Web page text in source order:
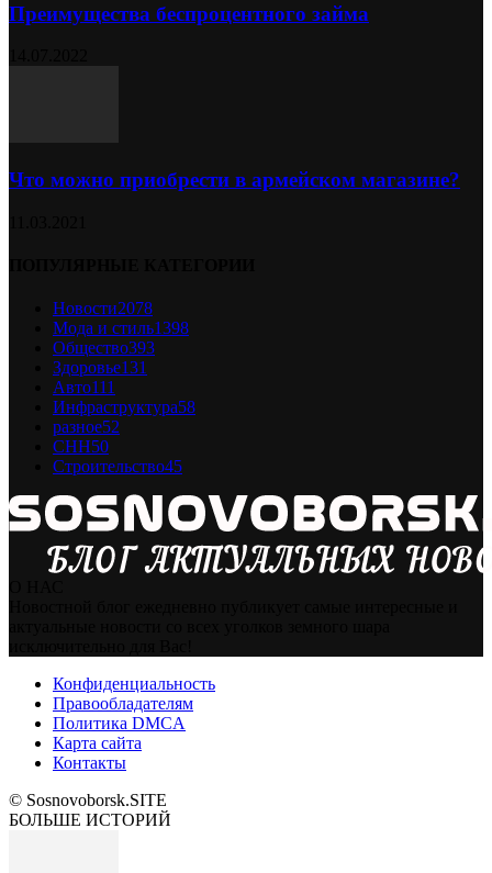
Преимущества беспроцентного займа
Что можно приобрести в армейском магазине?
Новости2078
Мода и стиль1398
Общество393
Здоровье131
Авто111
Инфраструктура58
разное52
СНН50
Строительство45
Конфиденциальность
Правообладателям
Политика DMCA
Карта сайта
Контакты
© Sosnovoborsk.SITE
БОЛЬШЕ ИСТОРИЙ